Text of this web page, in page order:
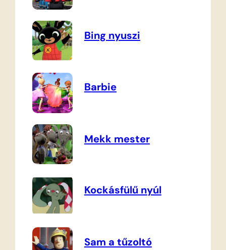
Bing nyuszi
Barbie
Mekk mester
Kockásfülű nyúl
Sam a tűzoltó